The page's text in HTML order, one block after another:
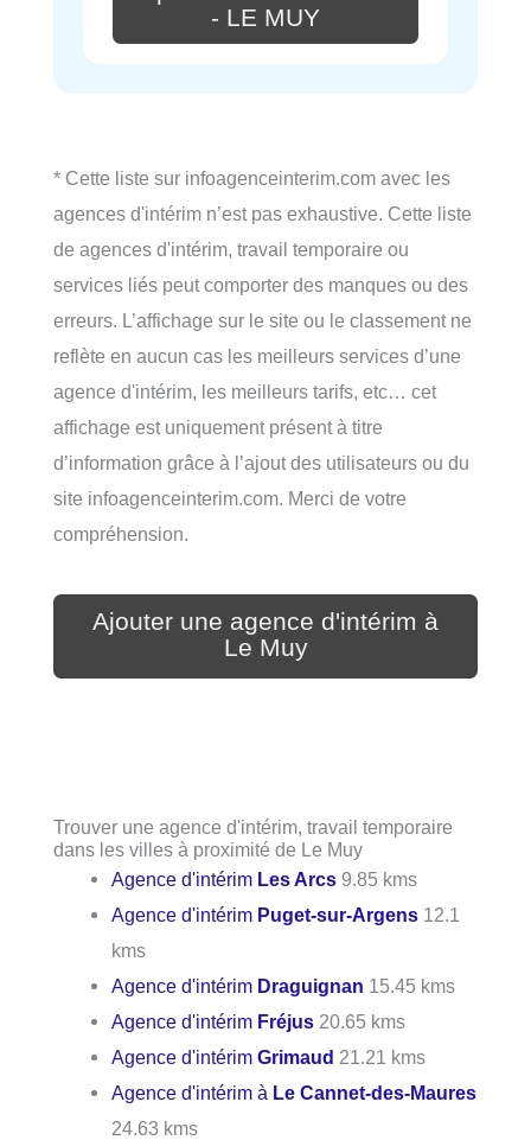
- LE MUY
* Cette liste sur infoagenceinterim.com avec les
agences d'intérim n’est pas exhaustive. Cette liste
de agences d'intérim, travail temporaire ou
services liés peut comporter des manques ou des
erreurs. L’affichage sur le site ou le classement ne
reflète en aucun cas les meilleurs services d’une
agence d'intérim, les meilleurs tarifs, etc… cet
affichage est uniquement présent à titre
d’information grâce à l’ajout des utilisateurs ou du
site infoagenceinterim.com. Merci de votre
compréhension.
Ajouter une agence d'intérim à
Le Muy
Trouver une agence d'intérim, travail temporaire
dans les villes à proximité de Le Muy
Agence d'intérim Les Arcs 9.85 kms
Agence d'intérim Puget-sur-Argens 12.1
kms
Agence d'intérim Draguignan 15.45 kms
Agence d'intérim Fréjus 20.65 kms
Agence d'intérimGrimaud 21.21 kms
Agence d'intérim à Le Cannet-des-Maures
24.63 kms